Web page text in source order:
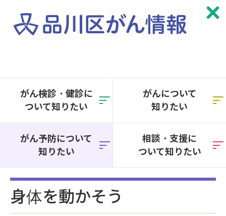
がん検診・健診に
ついて知りたい
がんについて
知りたい
がん予防について
知りたい
相談・支援に
ついて知りたい
身体を動かそう